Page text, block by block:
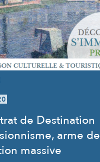
de Destination
arme de
massive